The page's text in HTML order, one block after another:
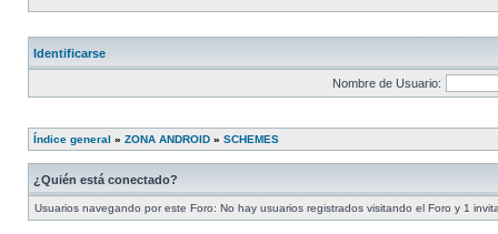
Identificarse
Nombre de Usuario:
Índice general » ZONA ANDROID » SCHEMES
¿Quién está conectado?
Usuarios navegando por este Foro: No hay usuarios registrados visitando el Foro y 1